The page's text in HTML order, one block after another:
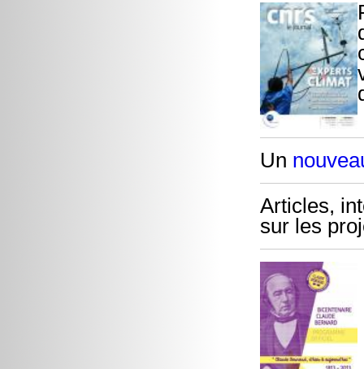
Un
Articles,
sur les